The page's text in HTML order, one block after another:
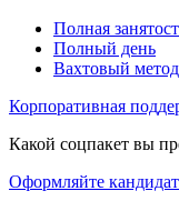
Полная
Полный день
Вахтовый метод
Корпоративная
Какой соцпакет вы
Оформляйте